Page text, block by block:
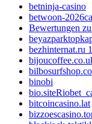
betninja-casino
betwoon-
Bewertungen
bezhinternat.ru
binobi
bitcoincasino.lat